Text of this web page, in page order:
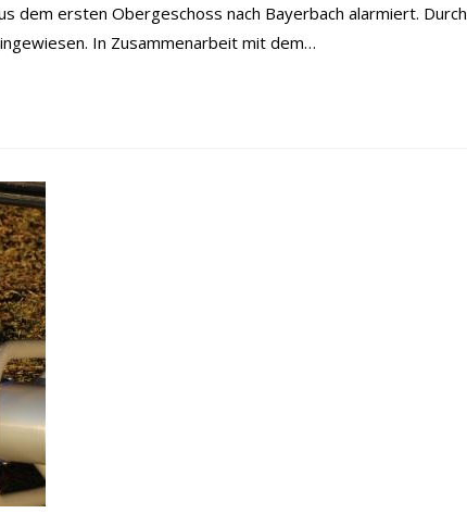
ersten Obergeschoss nach Bayerbach alarmiert. Durch
In Zusammenarbeit mit dem…